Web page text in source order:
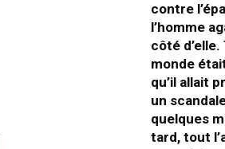
contre
l’homme
côté
monde
qu’il allait
un
quelques
tard, tout